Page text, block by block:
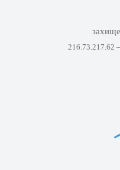
216.73.217.62